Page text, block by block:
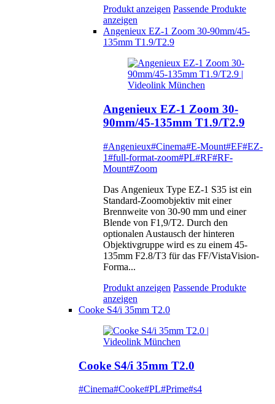
Produkt anzeigen Passende Produkte
anzeigen
Angenieux EZ-1 Zoom 30-90mm/45-
135mm T1.9/T2.9
Angenieux EZ-1 Zoom 30-
90mm/45-135mm T1.9/T2.9
#Angenieux#Cinema#E-Mount#EF#EZ-
1#full-format-zoom#PL#RF#RF-
Mount#Zoom
Das Angenieux Type EZ-1 S35 ist ein
Standard-Zoomobjektiv mit einer
Brennweite von 30-90 mm und einer
Blende von F1,9/T2. Durch den
optionalen Austausch der hinteren
Objektivgruppe wird es zu einem 45-
135mm F2.8/T3 für das FF/VistaVision-
Forma...
Produkt anzeigen Passende Produkte
anzeigen
Cooke S4/i 35mm T2.0
Cooke S4/i 35mm T2.0
#Cinema#Cooke#PL#Prime#s4